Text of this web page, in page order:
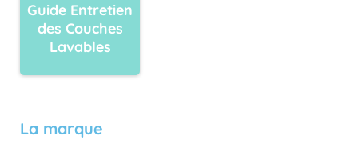
Guide Entretien
des Couches
Lavables
La marque